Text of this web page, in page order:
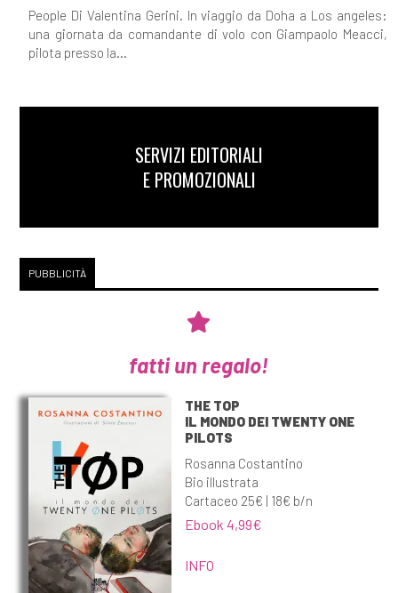
People Di Valentina Gerini. In viaggio da Doha a Los angeles:
una giornata da comandante di volo con Giampaolo Meacci,
pilota presso la...
SERVIZI EDITORIALI
E PROMOZIONALI
PUBBLICITÀ
fatti un regalo!
THE TOP
IL MONDO DEI TWENTY ONE
PILOTS
Rosanna Costantino
Bio illustrata
Cartaceo 25€ | 18€ b/n
Ebook 4,99€
INFO